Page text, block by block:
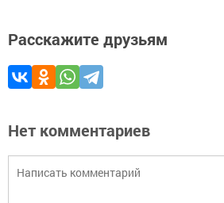
Расскажите друзьям
Нет комментариев